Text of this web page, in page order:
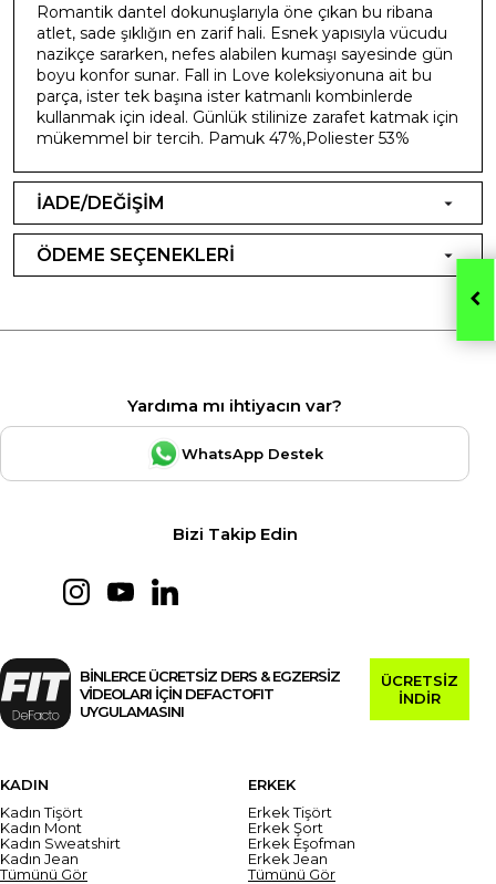
Romantik dantel dokunuşlarıyla öne çıkan bu ribana
atlet, sade şıklığın en zarif hali. Esnek yapısıyla vücudu
nazikçe sararken, nefes alabilen kumaşı sayesinde gün
boyu konfor sunar. Fall in Love koleksiyonuna ait bu
parça, ister tek başına ister katmanlı kombinlerde
kullanmak için ideal. Günlük stilinize zarafet katmak için
mükemmel bir tercih. Pamuk 47%,Poliester 53%
İADE/DEĞİŞİM
ÖDEME SEÇENEKLERİ
Yardıma mı ihtiyacın var?
WhatsApp Destek
Bizi Takip Edin
BİNLERCE ÜCRETSİZ DERS & EGZERSİZ
VİDEOLARI İÇİN DEFACTOFIT
UYGULAMASINI
ÜCRETSİZ
İNDİR
KADIN
Kadın Tişört
Kadın Mont
Kadın Sweatshirt
Kadın Jean
Tümünü Gör
ERKEK
Erkek Tişört
Erkek Şort
Erkek Eşofman
Erkek Jean
Tümünü Gör